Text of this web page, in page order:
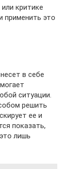
критике
применить это
в себе
ситуации.
решить
ее и
показать,
лишь